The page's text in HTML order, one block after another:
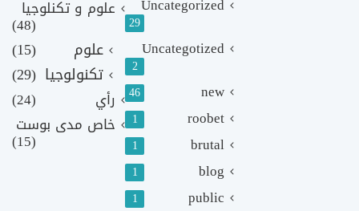
29
Uncategotized
2
new
46
roobet
1
brutal
1
blog
1
public
1
علوم و تكنلوجيا
(48)
علوم
(15)
تكنولوجيا (29)
رأي
(24)
خاص مدى بوست
(15)